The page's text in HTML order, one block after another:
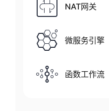
NAT网关
微服务引擎
函数工作流